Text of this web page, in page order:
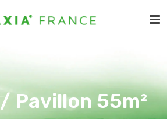
Pavillon 55m²